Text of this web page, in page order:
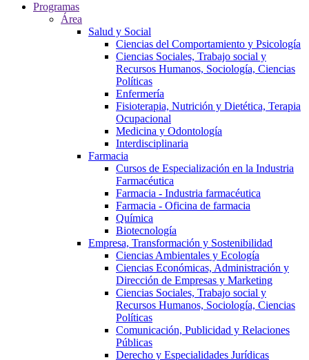
Programas
Área
Salud y Social
Ciencias del Comportamiento y Psicología
Ciencias Sociales, Trabajo social y
Recursos Humanos, Sociología, Ciencias
Políticas
Enfermería
Fisioterapia, Nutrición y Dietética, Terapia
Ocupacional
Medicina y Odontología
Interdisciplinaria
Farmacia
Cursos de Especialización en la Industria
Farmacéutica
Farmacia - Industria farmacéutica
Farmacia - Oficina de farmacia
Química
Biotecnología
Empresa, Transformación y Sostenibilidad
Ciencias Ambientales y Ecología
Ciencias Económicas, Administración y
Dirección de Empresas y Marketing
Ciencias Sociales, Trabajo social y
Recursos Humanos, Sociología, Ciencias
Políticas
Comunicación, Publicidad y Relaciones
Públicas
Derecho y Especialidades Jurídicas